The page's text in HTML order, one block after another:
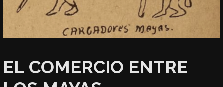
EL COMERCIO ENTRE